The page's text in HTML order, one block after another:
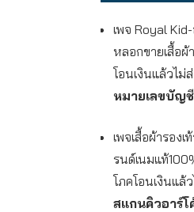
เพจ Royal
หลอกขายเสื้อผ้
โอนเงินแล้วไม่
หมายเลขบัญช
เพจเสื้อผ้ารอง
รนด์เนมแท้
โภคโอนเงินแล้
สแกนคิวอาร์โ